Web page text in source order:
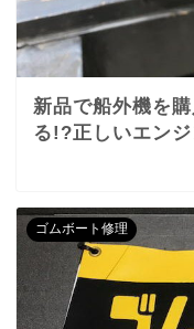
新品で船外機を
る!?正しいエンジ
ゴムボート修理